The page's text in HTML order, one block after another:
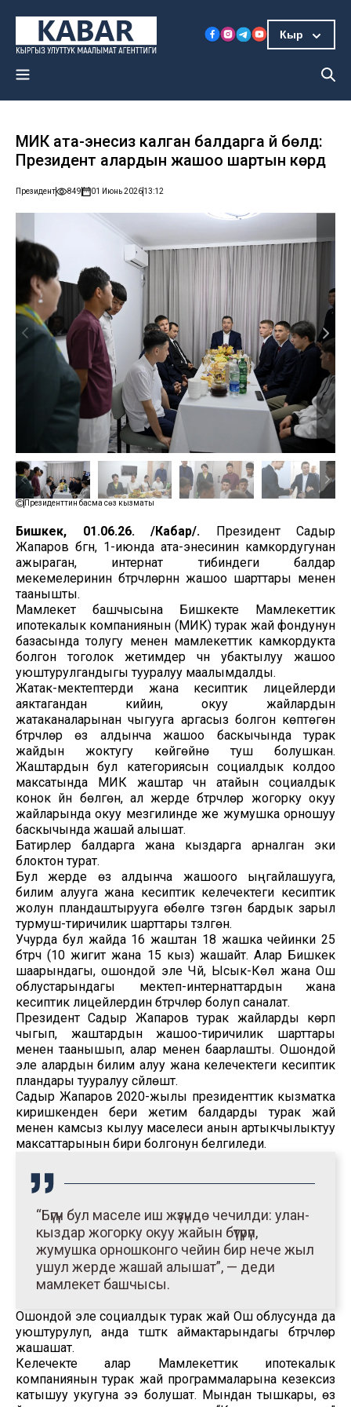
Кыр
МИК ата-энесиз калган балдарга үй бөлдү:
Президент алардын жашоо шартын көрдү
Президент 849 01 Июнь 202613:12
Президенттин басма сөз кызматы
Бишкек, 01.06.26. /Кабар/. Президент Садыр
Жапаров бүгүн, 1-июнда ата-энесинин камкордугунан
ажыраган, интернат тибиндеги балдар
мекемелеринин бүтүрүүчүлөрүнүн жашоо шарттары менен
таанышты.
Мамлекет башчысына Бишкекте Мамлекеттик
ипотекалык компаниянын (МИК) турак жай фондунун
базасында толугу менен мамлекеттик камкордукта
болгон тоголок жетимдер үчүн убактылуу жашоо
уюштурулгандыгы тууралуу маалымдалды.
Жатак-мектептерди жана кесиптик лицейлерди
аяктагандан кийин, окуу жайлардын
жатаканаларынан чыгууга аргасыз болгон көптөгөн
бүтүрүүчүлөр өз алдынча жашоо баскычында турак
жайдын жоктугу көйгөйүнө туш болушкан.
Жаштардын бул категориясын социалдык колдоо
максатында МИК жаштар үчүн атайын социалдык
конок үйүн бөлгөн, ал жерде бүтүрүүчүлөр жогорку окуу
жайларында окуу мезгилинде же жумушка орношуу
баскычында жашай алышат.
Батирлер балдарга жана кыздарга арналган эки
блоктон турат.
Бул жерде өз алдынча жашоого ыңгайлашууга,
билим алууга жана кесиптик келечектеги кесиптик
жолун пландаштырууга өбөлгө түзгөн бардык зарыл
турмуш-тиричилик шарттары түзүлгөн.
Учурда бул жайда 16 жаштан 18 жашка чейинки 25
бүтүрүүчү (10 жигит жана 15 кыз) жашайт. Алар Бишкек
шаарындагы, ошондой эле Чүй, Ысык-Көл жана Ош
облустарындагы мектеп-интернаттардын жана
кесиптик лицейлердин бүтүрүүчүлөрү болуп саналат.
Президент Садыр Жапаров турак жайларды көрүп
чыгып, жаштардын жашоо-тиричилик шарттары
менен таанышып, алар менен баарлашты. Ошондой
эле алардын билим алуу жана келечектеги кесиптик
пландары тууралуу сүйлөштү.
Садыр Жапаров 2020-жылы президенттик кызматка
киришкенден бери жетим балдарды турак жай
менен камсыз кылуу маселеси анын артыкчылыктуу
максаттарынын бири болгонун белгиледи.
“Бүгүн бул маселе иш жүзүндө чечилди: улан-
кыздар жогорку окуу жайын бүтүрүп,
жумушка орношконго чейин бир нече жыл
ушул жерде жашай алышат”, — деди
мамлекет башчысы.
Ошондой эле социалдык турак жай Ош облусунда да
уюштурулуп, анда түштүк аймактарындагы бүтүрүүчүлөр
жашашат.
Келечекте алар Мамлекеттик ипотекалык
компаниянын турак жай программаларына кезексиз
катышуу укугуна ээ болушат. Мындан тышкары, өз